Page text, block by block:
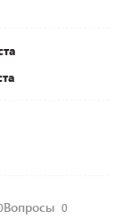
Вопросы 0